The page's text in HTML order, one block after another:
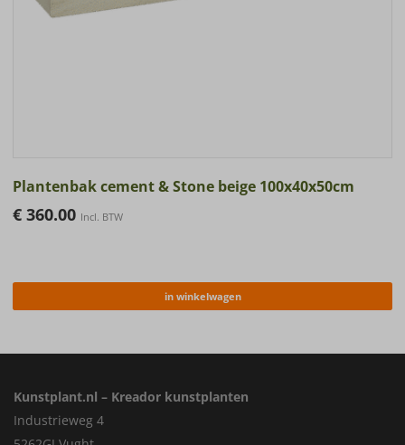
Plantenbak cement & Stone beige 100x40x50cm
€ 360.00 Incl. BTW
in winkelwagen
Kunstplant.nl – Kreador kunstplanten
Industrieweg 4